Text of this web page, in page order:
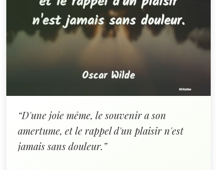
“D'une joie même, le souvenir a son
amertume, et le rappel d'un plaisir n'est
jamais sans douleur.”